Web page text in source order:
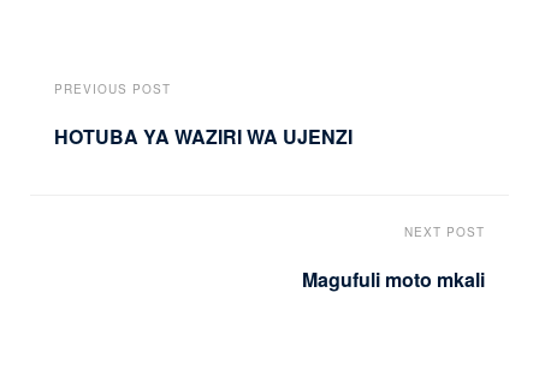
PREVIOUS POST
HOTUBA YA WAZIRI WA UJENZI
NEXT POST
Magufuli moto mkali